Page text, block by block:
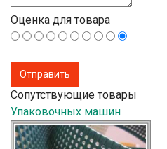
Оценка для товара
Сопутствующие товары
Упаковочных машин